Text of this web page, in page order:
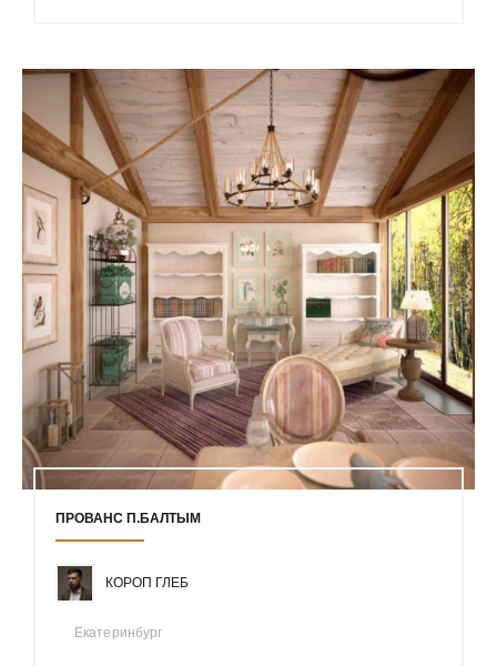
ПРОВАНС П.БАЛТЫМ
КОРОП ГЛЕБ
Екатеринбург